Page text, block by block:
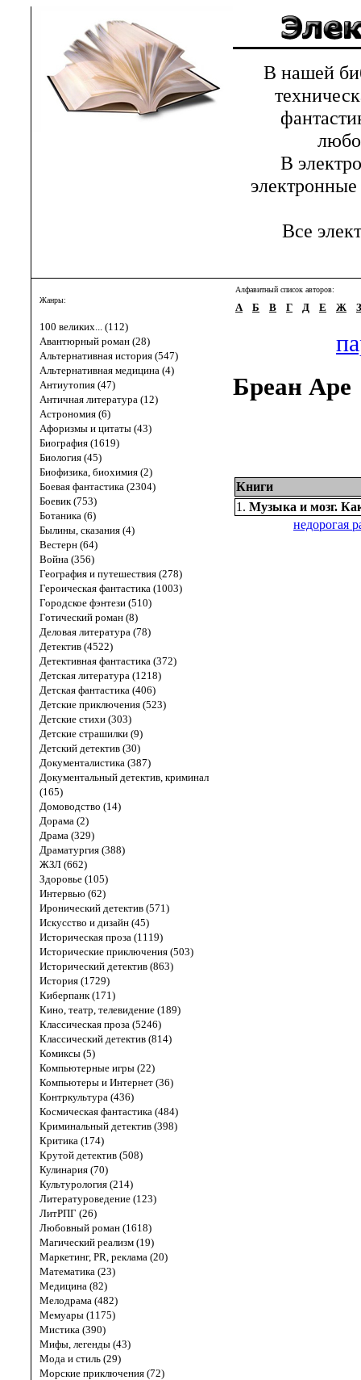
В нашей
В
электронные
Все
Жанры:
100 великих... (112)
Авантюрный роман (28)
Альтернативная история (547)
Альтернативная медицина (4)
Антиутопия (47)
Античная литература (12)
Астрономия (6)
Афоризмы и цитаты (43)
Биография (1619)
Биология (45)
Биофизика, биохимия (2)
Боевая фантастика (2304)
Боевик (753)
Ботаника (6)
Былины, сказания (4)
Вестерн (64)
Война (356)
География и путешествия (278)
Героическая фантастика (1003)
Городское фэнтези (510)
Готический роман (8)
Деловая литература (78)
Детектив (4522)
Детективная фантастика (372)
Детская литература (1218)
Детская фантастика (406)
Детские приключения (523)
Детские стихи (303)
Детские страшилки (9)
Детский детектив (30)
Документалистика (387)
Документальный детектив, криминал
(165)
Домоводство (14)
Дорама (2)
Драма (329)
Драматургия (388)
ЖЗЛ (662)
Здоровье (105)
Интервью (62)
Иронический детектив (571)
Искусство и дизайн (45)
Историческая проза (1119)
Исторические приключения (503)
Исторический детектив (863)
История (1729)
Киберпанк (171)
Кино, театр, телевидение (189)
Классическая проза (5246)
Классический детектив (814)
Комиксы (5)
Компьютерные игры (22)
Компьютеры и Интернет (36)
Контркультура (436)
Космическая фантастика (484)
Криминальный детектив (398)
Критика (174)
Крутой детектив (508)
Кулинария (70)
Культурология (214)
Литературоведение (123)
ЛитРПГ (26)
Любовный роман (1618)
Магический реализм (19)
Маркетинг, PR, реклама (20)
Математика (23)
Медицина (82)
Мелодрама (482)
Мемуары (1175)
Мистика (390)
Мифы, легенды (43)
Мода и стиль (29)
Морские приключения (72)
Алфавитный список авторов:
А Б В Г Д Е Ж З
Бреан Аре
Книги
1. Музыка и мозг.
недорогая